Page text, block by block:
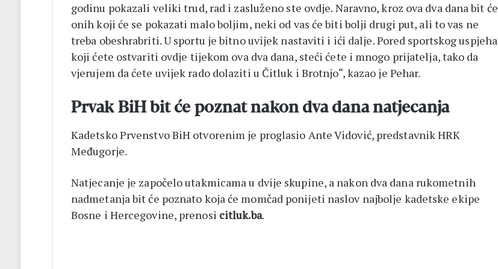
godinu pokazali veliki trud, rad i zasluženo ste ovdje. Naravno, kroz ova dva dana bit će
onih koji će se pokazati malo boljim, neki od vas će biti bolji drugi put, ali to vas ne
treba obeshrabriti. U sportu je bitno uvijek nastaviti i ići dalje. Pored sportskog uspjeha
koji ćete ostvariti ovdje tijekom ova dva dana, steći ćete i mnogo prijatelja, tako da
vjerujem da ćete uvijek rado dolaziti u Čitluk i Brotnjo“, kazao je Pehar.
Prvak BiH bit će poznat nakon dva dana natjecanja
Kadetsko Prvenstvo BiH otvorenim je proglasio Ante Vidović, predstavnik HRK
Međugorje.
Natjecanje je započelo utakmicama u dvije skupine, a nakon dva dana rukometnih
nadmetanja bit će poznato koja će momčad ponijeti naslov najbolje kadetske ekipe
Bosne i Hercegovine, prenosi citluk.ba.